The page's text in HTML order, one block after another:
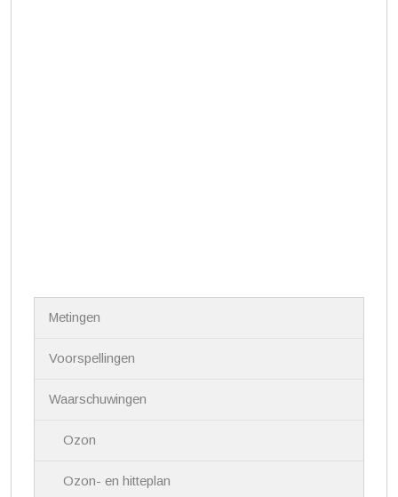
Metingen
Voorspellingen
Waarschuwingen
Ozon
Ozon- en hitteplan